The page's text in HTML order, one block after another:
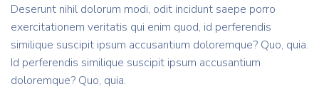
Deserunt nihil dolorum modi, odit incidunt saepe porro
exercitationem veritatis qui enim quod, id perferendis
similique suscipit ipsum accusantium doloremque? Quo, quia.
Id perferendis similique suscipit ipsum accusantium
doloremque? Quo, quia.